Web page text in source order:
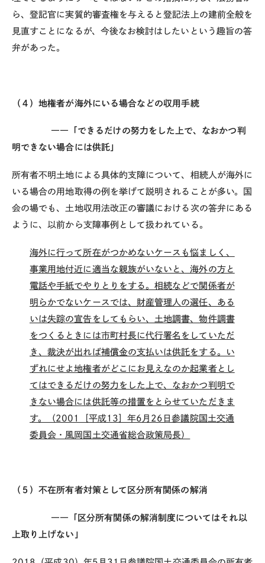
ら、登記官に実質的審査権を与えると登記法上の建前全般を
見直すことになるが、今後なお検討はしたいという趣旨の答
弁があった。
（４）地権者が海外にいる場合などの収用手続
――「できるだけの努力をした上で、なおかつ判
明できない場合には供託」
所有者不明土地による具体的支障について、相続人が海外に
いる場合の用地取得の例を挙げて説明されることが多い。国
会の場でも、土地収用法改正の審議における次の答弁にある
ように、以前から支障事例として扱われている。
海外に行って所在がつかめないケースも悩ましく、
事業用地付近に適当な親族がいないと、海外の方と
電話や手紙でやりとりをする。相続などで関係者が
明らかでないケースでは、財産管理人の選任、ある
いは失踪の宣告をしてもらい、土地調書、物件調書
をつくるときには市町村長に代行署名をしていただ
き、裁決が出れば補償金の支払いは供託をする。い
ずれにせよ地権者がどこにお見えなのか起業者とし
てはできるだけの努力をした上で、なおかつ判明で
きない場合には供託等の措置をとらせていただきま
す。（2001［平成13］年6月26日参議院国土交通
委員会・風岡国土交通省総合政策局長）
（５）不在所有者対策として区分所有関係の解消
――「区分所有関係の解消制度についてはそれ以
上取り上げない」